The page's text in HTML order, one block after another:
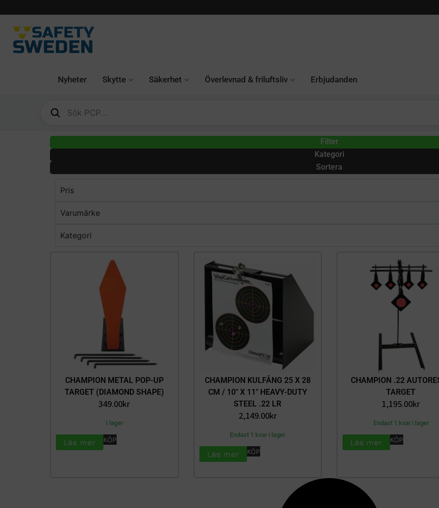
Nyheter Skytte Säkerhet Överlevnad & friluftsliv Erbjudanden
Filter
Kategori
Sortera
Pris
Varumärke
Kategori
CHAMPION METAL POP-UP
TARGET (DIAMOND SHAPE)
349.00kr
I lager
Läs mer KÖP
CHAMPION KULFÅNG 25 X 28
CM / 10″ X 11″ HEAVY-DUTY
STEEL .22 LR
2,149.00kr
Endast 1 kvar i lager
Läs mer KÖP
CHAMPION .22
TARGET
1,195.00kr
Endast 1 kvar i lager
Läs mer KÖP